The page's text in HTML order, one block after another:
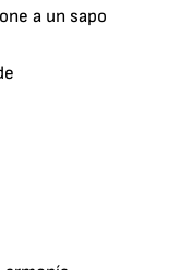
a un sapo